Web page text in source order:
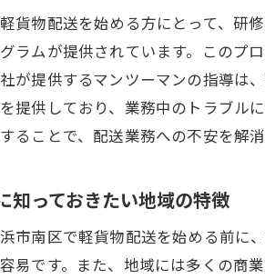
効果的
需要に
競合と
ローカ
未経験でも
成功者
お客様
貨物配送を始める方にとって、研
ラムが提供されています。このプ
が提供するマンツーマンの指導は
提供しており、業務中のトラブル
ることで、配送業務への不安を解
知っておきたい地域の特徴
市南区で軽貨物配送を始める前に
易です。また、地域には多くの商